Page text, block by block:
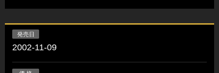
発売日
2002-11-09